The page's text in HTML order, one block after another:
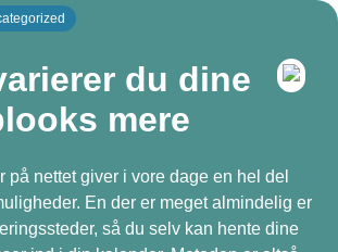
du dine
mere
på nettet giver i vore dage en hel del
En der er meget almindelig er
så du selv kan hente dine